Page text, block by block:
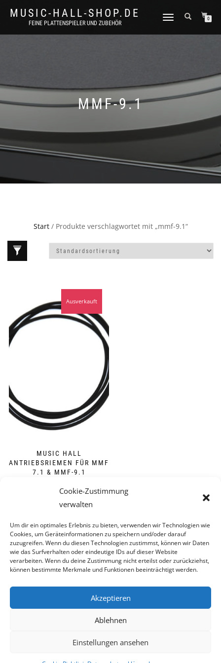
Cookie-Zustimmung
verwalten
Um dir ein optimales Erlebnis zu bieten, verwenden wir Technologien wie
Cookies, um Geräteinformationen zu speichern und/oder darauf
zuzugreifen. Wenn du diesen Technologien zustimmst, können wir Daten
wie das Surfverhalten oder eindeutige IDs auf dieser Website
verarbeiten. Wenn du deine Zustimmung nicht erteilst oder zurückziehst,
können bestimmte Merkmale und Funktionen beeinträchtigt werden.
Akzeptieren
Ablehnen
Einstellungen ansehen
MUSIC-HALL-SHOP.DE
FEINE PLATTENSPIELER UND ZUBEHÖR
NAVIGATION
0
MMF-9.1
Start/ Produkte verschlagwortet mit „mmf-9.1“
MUSIC HALL
ANTRIEBSRIEMEN FÜR MMF
7.1 & MMF-9.1
Ausverkauft
DETAILS
inkl. MwSt.
zzgl.Versandkosten
Lieferzeit:momentan nicht lieferbar
WIDERRUFEN